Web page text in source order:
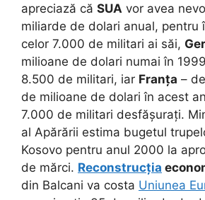
apreciază că SUA vor avea
miliarde de dolari anual, pentru
celor 7.000 de militari ai săi,
milioane de dolari numai în
8.500 de militari, iar Franța –
de milioane de dolari în acest
7.000 de militari desfășurați.
al Apărării estima bugetul
Kosovo pentru anul 2000 la
de mărci. Reconstrucția
din Balcani va costa Uniunea